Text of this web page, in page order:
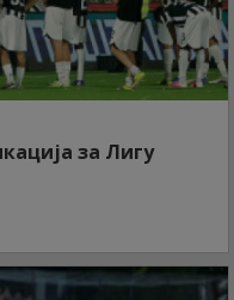
за Лигу